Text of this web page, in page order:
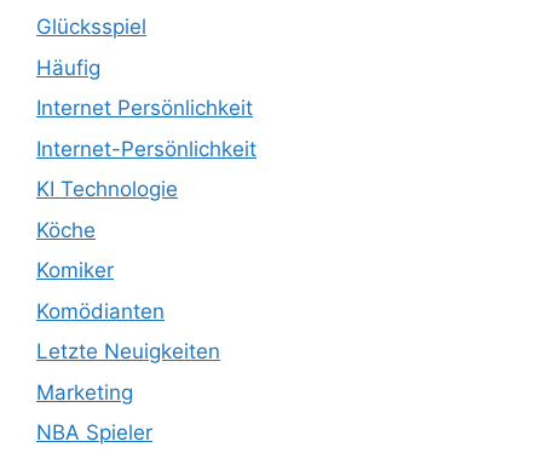
Glücksspiel
Häufig
Internet Persönlichkeit
Internet-Persönlichkeit
KI Technologie
Köche
Komiker
Komödianten
Letzte Neuigkeiten
Marketing
NBA Spieler